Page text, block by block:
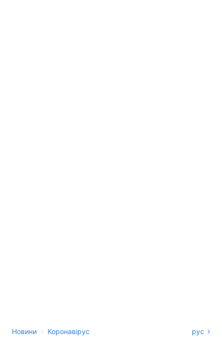
Новини › Коронавірус рус